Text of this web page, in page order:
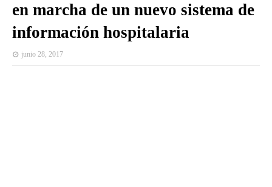
en marcha de un nuevo sistema de
información hospitalaria
junio 28, 2017